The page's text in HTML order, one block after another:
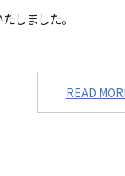
しました。
READ